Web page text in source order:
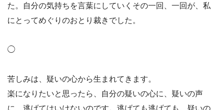
た。自分の気持ちを言葉にしていくその一回、一回が、私
にとってめぐりのおとり裁きでした。
◯
苦しみは、疑いの心から生まれてきます。
楽になりたいと思ったら、自分の疑いの心に、疑いの声
に、逃げてはいけないのです。逃げても逃げても、疑いの